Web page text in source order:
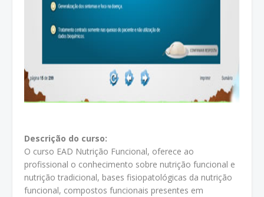
Descrição do curso:
O curso EAD Nutrição Funcional, oferece ao
profissional o conhecimento sobre nutrição funcional e
nutrição tradicional, bases fisiopatológicas da nutrição
funcional, compostos funcionais presentes em